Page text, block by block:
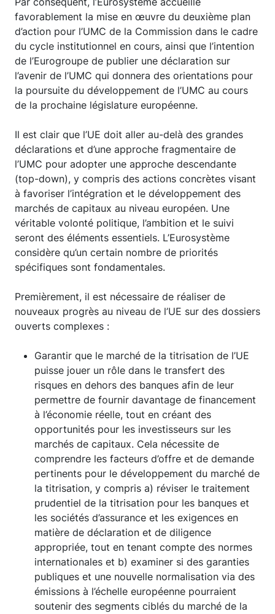
favorablement la mise en œuvre du deuxième plan
d’action pour l’UMC de la Commission dans le cadre
du cycle institutionnel en cours, ainsi que l’intention
de l’Eurogroupe de publier une déclaration sur
l’avenir de l’UMC qui donnera des orientations pour
la poursuite du développement de l’UMC au cours
de la prochaine législature européenne.
Il est clair que l’UE doit aller au-delà des grandes
déclarations et d’une approche fragmentaire de
l’UMC pour adopter une approche descendante
(top-down), y compris des actions concrètes visant
à favoriser l’intégration et le développement des
marchés de capitaux au niveau européen. Une
véritable volonté politique, l’ambition et le suivi
seront des éléments essentiels. L’Eurosystème
considère qu’un certain nombre de priorités
spécifiques sont fondamentales.
Premièrement, il est nécessaire de réaliser de
nouveaux progrès au niveau de l’UE sur des dossiers
ouverts complexes :
Garantir que le marché de la titrisation de l’UE
puisse jouer un rôle dans le transfert des
risques en dehors des banques afin de leur
permettre de fournir davantage de financement
à l’économie réelle, tout en créant des
opportunités pour les investisseurs sur les
marchés de capitaux. Cela nécessite de
comprendre les facteurs d’offre et de demande
pertinents pour le développement du marché de
la titrisation, y compris a) réviser le traitement
prudentiel de la titrisation pour les banques et
les sociétés d’assurance et les exigences en
matière de déclaration et de diligence
appropriée, tout en tenant compte des normes
internationales et b) examiner si des garanties
publiques et une nouvelle normalisation via des
émissions à l’échelle européenne pourraient
soutenir des segments ciblés du marché de la